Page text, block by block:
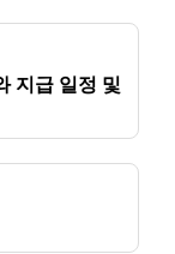
지급 일정 및